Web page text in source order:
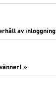
av
»